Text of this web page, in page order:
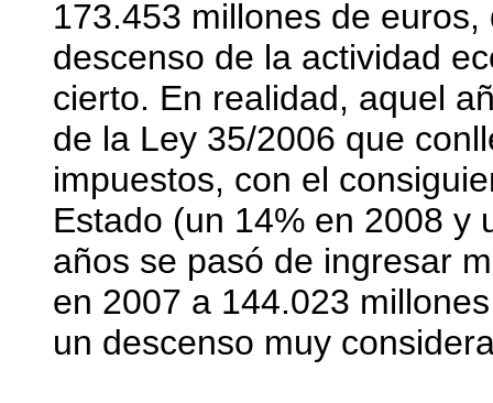
173.453 millones de
descenso de la actividad
cierto. En realidad, aquel
de la Ley 35/2006 que
impuestos, con el
Estado (un 14% en 2008 y
años se pasó de ingresar
en 2007 a 144.023
un descenso muy